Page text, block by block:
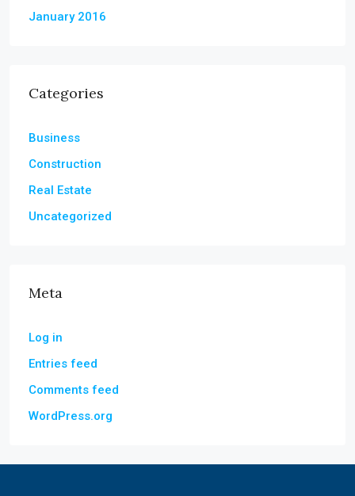
January 2016
Categories
Business
Construction
Real Estate
Uncategorized
Meta
Log in
Entries feed
Comments feed
WordPress.org